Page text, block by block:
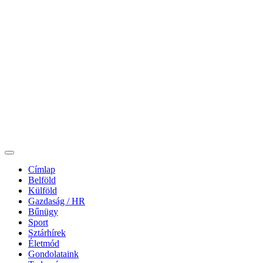
Címlap
Belföld
Külföld
Gazdaság / HR
Bűnügy
Sport
Sztárhírek
Életmód
Gondolataink